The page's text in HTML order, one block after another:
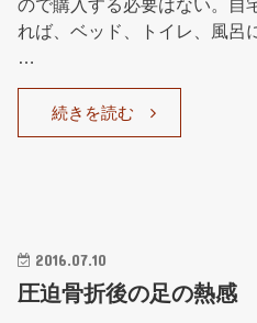
ので購入する必要はない。自
れば、ベッド、トイレ、風呂
…
続きを読む
2016.07.10
圧迫骨折後の足の熱感